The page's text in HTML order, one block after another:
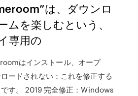
は、ダウンロ
ムを楽しむという、
専用の
はインストール、オープ
ードされない：これを修正する
す。 2019 完全修正：Windows